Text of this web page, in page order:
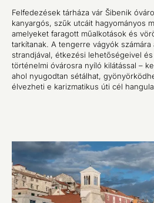
Felfedezések tárháza vár Šibenik
kanyargós, szűk utcáit hagyományos
amelyeket faragott műalkotások és
tarkítanak. A tengerre vágyók számára
strandjával, étkezési lehetőségeivel és
történelmi óvárosra nyíló kilátással –
ahol nyugodtan sétálhat,
élvezheti e karizmatikus úti cél